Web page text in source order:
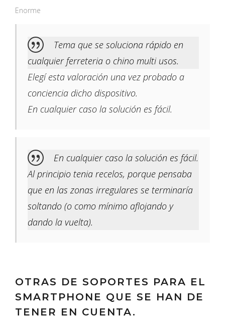
Enorme
Tema que se soluciona rápido en
cualquier ferreteria o chino multi usos.
Elegí esta valoración una vez probado a
conciencia dicho dispositivo.
En cualquier caso la solución es fácil.
En cualquier caso la solución es fácil.
Al principio tenia recelos, porque pensaba
que en las zonas irregulares se terminaría
soltando (o como mínimo aflojando y
dando la vuelta).
OTRAS DE SOPORTES PARA EL
SMARTPHONE QUE SE HAN DE
TENER EN CUENTA.